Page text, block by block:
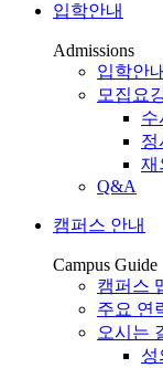
입학안내
Admissions
입학안내
모집요
수
정
재
Q&A
캠퍼스 안내
Campus Guide
캠퍼스
주요 연
오시는
성